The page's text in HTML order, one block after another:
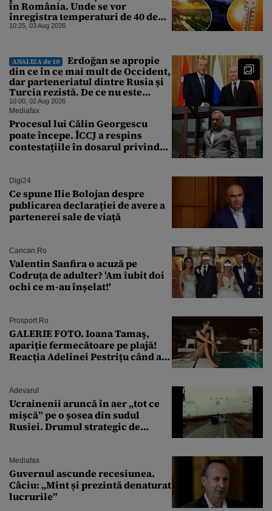
în România. Unde se vor
înregistra temperaturi de 40 de
grade, potrivit ANM
10:25, 03 Aug 2026
ANALIZA de 10
Erdoğan se apropie
din ce în ce mai mult de Occident,
dar parteneriatul dintre Rusia și
Turcia rezistă. De ce nu este
Moscova îngrijorată de
orientarea spre vest a Ankarei
10:00, 02 Aug 2026
Mediafax
Procesul lui Călin Georgescu
poate începe. ÎCCJ a respins
contestațiile în dosarul privind
Digi24
Ce spune Ilie Bolojan despre
publicarea declarației de avere a
partenerei sale de viață
Cancan.ro
Valentin Sanfira o acuză pe
Codruța de adulter? 'Am iubit doi
ochi ce m-au înșelat!'
Prosport.ro
GALERIE FOTO. Ioana Tamaş,
apariție fermecătoare pe plajă!
Reacția Adelinei Pestrițu când a
Adevarul
Ucrainenii aruncă în aer „tot ce
mișcă” pe o șosea din sudul
Rusiei. Drumul strategic de
Mediafax
Guvernul ascunde recesiunea.
Câciu: „Mint și prezintă denaturat
lucrurile”